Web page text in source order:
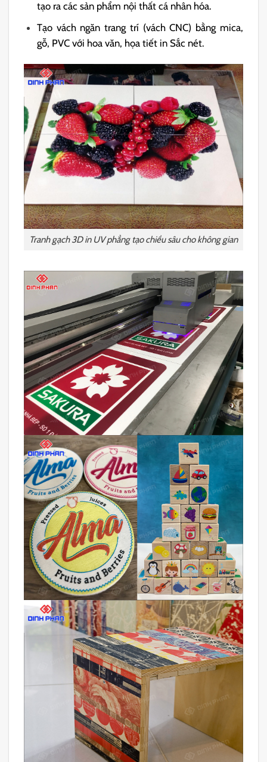
tạo ra các sản phẩm nội thất cá nhân hóa.
Tạo vách ngăn trang trí (vách CNC) bằng mica,
gỗ, PVC với hoa văn, họa tiết in Sắc nét.
Tranh gạch 3D in UV phẳng tạo chiều sâu cho không gian